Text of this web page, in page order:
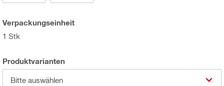
Verpackungseinheit
1 Stk
Produktvarianten
Bitte auswählen